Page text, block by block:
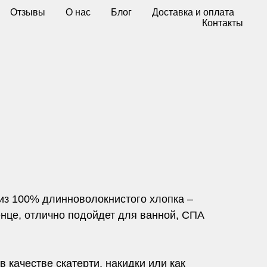
Отзывы О нас Блог
Доставка и оплата
Контакты
100% длинноволокнистого хлопка –
отлично подойдет для ванной, СПА
качестве скатерти, накидки или как